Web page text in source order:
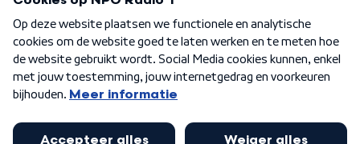
Algemene voorwaarden